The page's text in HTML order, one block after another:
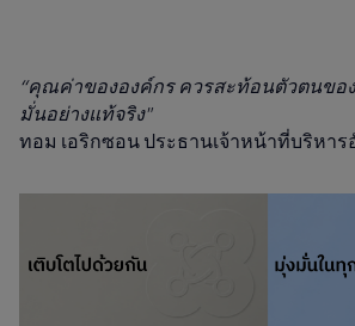
“คุณค่าขององค์กร ควรสะท้อนตัวตนของ
มั่นอย่างแท้จริง"
ทอม เอริกซอน ประธานเจ้าหน้าที่บริหาร